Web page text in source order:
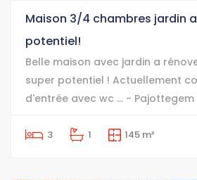
Maison 3/4 chambres jardin
potentiel!
Belle maison avec jardin a
super potentiel ! Actuellement
d'entrée avec wc ... -
3 1 145 m²